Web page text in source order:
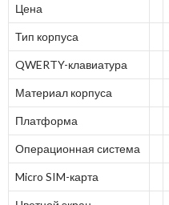
Цена
Тип корпуса
QWERTY-клавиатура
Материал корпуса
Платформа
Операционная система
Micro SIM-карта